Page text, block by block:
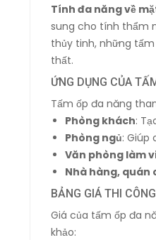
Tính đa năng về
sung cho tính thẩm
thủy tinh, những
thất.
ỨNG DỤNG CỦA
Tấm ốp đa năng
Phòng khách:
Phòng ngủ: Giúp
Văn phòng làm
Nhà hàng, quán
BẢNG GIÁ THI
Giá của tấm ốp đa
khảo: